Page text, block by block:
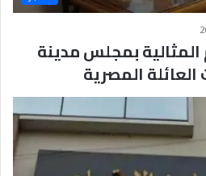
المثالية بمجلس مدينة
المصرية